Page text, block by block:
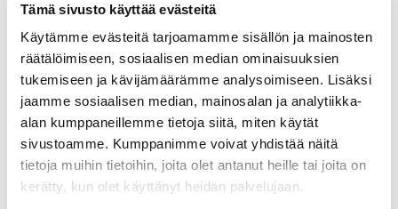
Tämä sivusto käyttää evästeitä
Käytämme evästeitä tarjoamamme sisällön ja mainosten
räätälöimiseen, sosiaalisen median ominaisuuksien
tukemiseen ja kävijämäärämme analysoimiseen. Lisäksi
jaamme sosiaalisen median, mainosalan ja analytiikka-
alan kumppaneillemme tietoja siitä, miten käytät
sivustoamme. Kumppanimme voivat yhdistää näitä
tietoja muihin tietoihin, joita olet antanut heille tai joita on
kerätty, kun olet käyttänyt heidän palvelujaan.
Tutustu myös